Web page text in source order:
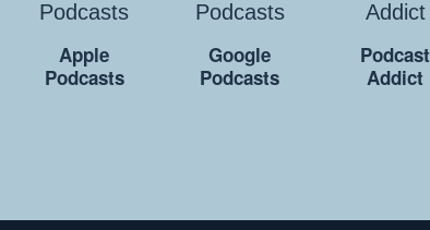
Apple
Podcasts
Google
Podcasts
Podcast
Addict